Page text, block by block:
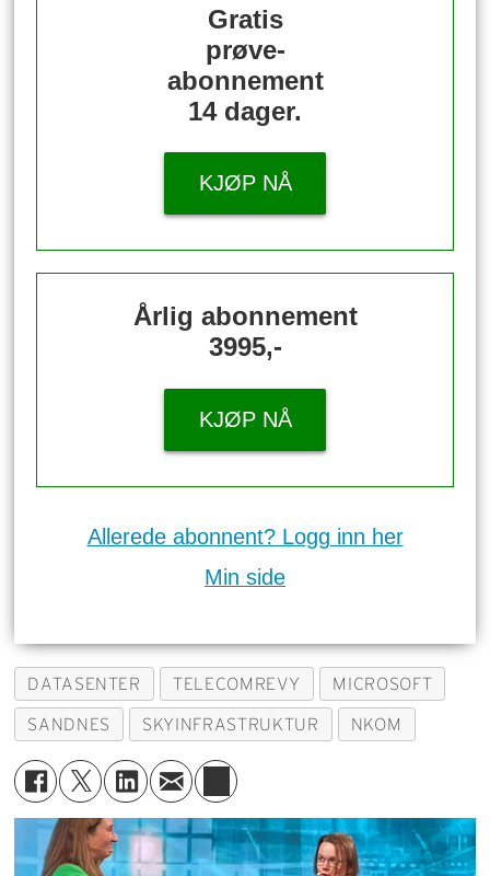
Gratis
prøve-
abonnement
14 dager.
KJØP NÅ
Årlig abonnement
3995,-
KJØP NÅ
Allerede abonnent? Logg inn her
Min side
DATASENTER TELECOMREVY MICROSOFT
SANDNES SKYINFRASTRUKTUR NKOM